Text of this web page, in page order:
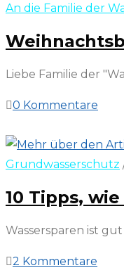
An die Familie der
Liebe Familie der
0 Kommentare
Grundwasserschutz
10 Tipps,
Wassersparen ist
2 Kommentare